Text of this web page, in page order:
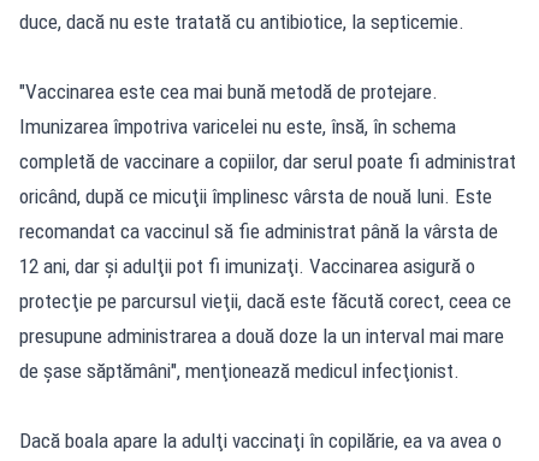
duce, dacă nu este tratată cu antibiotice, la septicemie.
"Vaccinarea este cea mai bună metodă de protejare.
Imunizarea împotriva varicelei nu este, însă, în schema
completă de vaccinare a copiilor, dar serul poate fi administrat
oricând, după ce micuţii împlinesc vârsta de nouă luni. Este
recomandat ca vaccinul să fie administrat până la vârsta de
12 ani, dar şi adulţii pot fi imunizaţi. Vaccinarea asigură o
protecţie pe parcursul vieţii, dacă este făcută corect, ceea ce
presupune administrarea a două doze la un interval mai mare
de şase săptămâni", menţionează medicul infecţionist.
Dacă boala apare la adulţi vaccinaţi în copilărie, ea va avea o